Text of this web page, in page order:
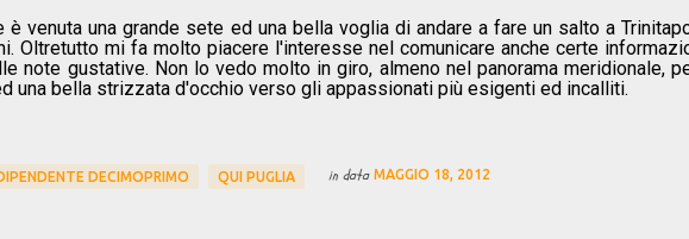
venuta una grande sete ed una bella voglia di andare a fare un salto a
Oltretutto mi fa molto piacere l'interesse nel comunicare anche certe
note gustative. Non lo vedo molto in giro, almeno nel panorama meridionale,
una bella strizzata d'occhio verso gli appassionati più esigenti ed incalliti.
DECIMOPRIMO QUI PUGLIA in data MAGGIO 18, 2012